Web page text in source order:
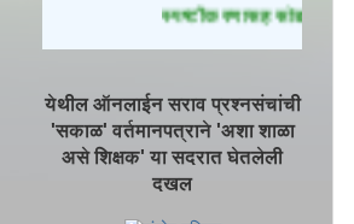
स्पष्टीकरणासह सोडवलेले
येथील ऑनलाईन सराव प्रश्नसंचांची
'सकाळ' वर्तमानपत्राने 'अशा शाळा
असे शिक्षक' या सदरात घेतलेली
दखल